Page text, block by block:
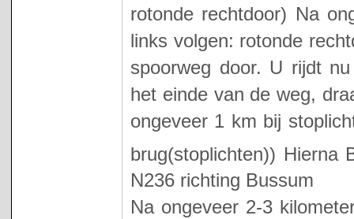
rotonde rechtdoor) Na
links volgen: rotonde
spoorweg door. U rijdt
het einde van de weg,
ongeveer 1 km bij
brug(stoplichten)) Hierna
N236 richting Bussum
Na ongeveer 2-3